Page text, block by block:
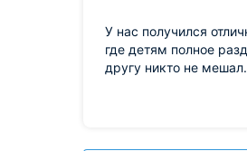
У нас получился
где детям полное
другу никто не мешал.